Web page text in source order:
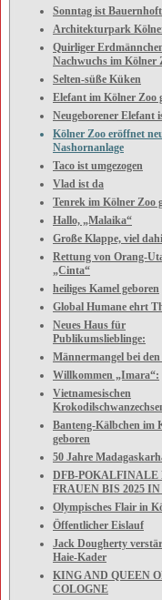
Sonntag ist
Architekturpark
Quirliger
Nachwuchs im Kölner
Selten-süße Küken
Elefant im Kölner Zoo
Neugeborener Elefant
Kölner Zoo eröffnet
Nashornanlage
Taco ist umgezogen
Vlad ist da
Tenrek im Kölner Zoo
Hallo, „Malaika“
Große Klappe, viel
Rettung von Orang-
„Cinta“
heiliges Kamel geboren
Global Humane ehrt
Neues Haus für
Publikumslieblinge:
Männermangel bei
Willkommen „Imara“:
Vietnamesischen
Banteng-Kälbchen im
geboren
50 Jahre
DFB-POKALFINALE
FRAUEN BIS 2025
Olympisches Flair in
Öffentlicher Eislauf
Jack Dougherty
Haie-Kader
KING AND QUEEN
COLOGNE